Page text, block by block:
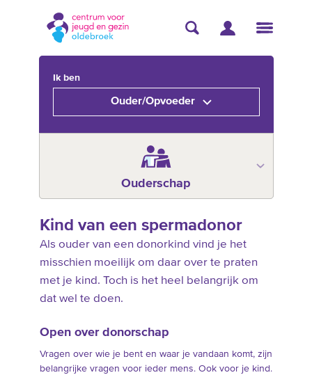
Ik ben
Ouder/Opvoeder
Ouderschap
Kind van een spermadonor
Als ouder van een donorkind vind je het
misschien moeilijk om daar over te praten
met je kind. Toch is het heel belangrijk om
dat wel te doen.
Open over donorschap
Vragen over wie je bent en waar je vandaan komt, zijn
belangrijke vragen voor ieder mens. Ook voor je kind.